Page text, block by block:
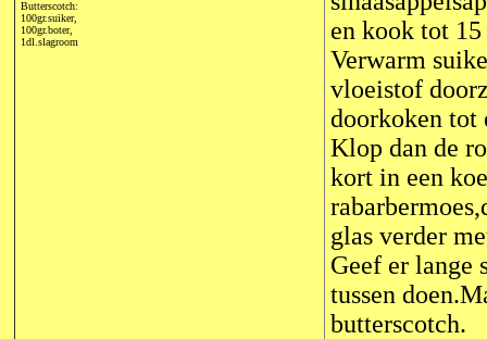
Butterscotch:
100gr.suiker,
100gr.boter,
1dl.slagroom
en kook tot
Verwarm
vloeistof
doorkoken tot
Klop dan de
kort in een
glas verder
Geef er lange
tussen
butterscotch.